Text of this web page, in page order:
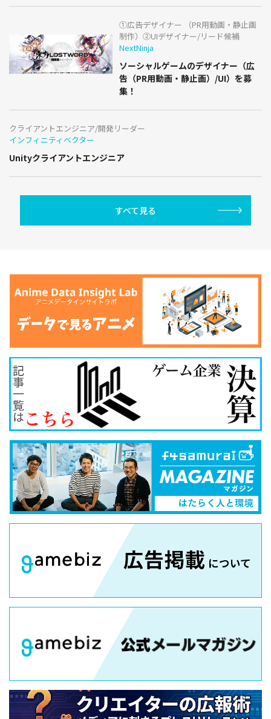
①広告デザイナー （PR用動画・静止画
制作）②UIデザイナー/リード候補
NextNinja
ソーシャルゲームのデザイナー（広
告（PR用動画・静止画）/UI）を募
集！
クライアントエンジニア/開発リーダー
インフィニティベクター
Unityクライアントエンジニア
すべて見る